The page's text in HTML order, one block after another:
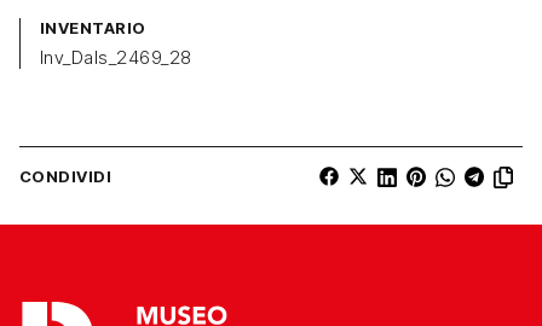
INVENTARIO
Inv_Dals_2469_28
CONDIVIDI